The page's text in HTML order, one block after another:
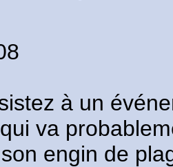
à un
va
engin de